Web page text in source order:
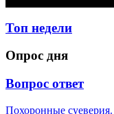
Топ недели
Опрос дня
Вопрос ответ
Похоронные